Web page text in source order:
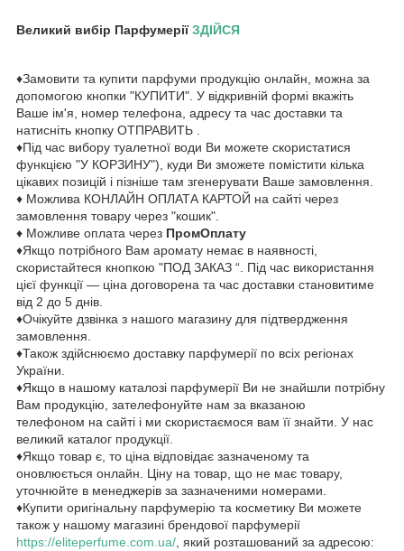
Великий вибір ПарфумеріїЗДІЙСЯ
♦Замовити та купити парфуми продукцію онлайн, можна за
допомогою кнопки "КУПИТИ". У відкривній формі вкажіть
Ваше ім'я, номер телефона, адресу та час доставки та
натисніть кнопку ОТПРАВИТЬ .
♦Під час вибору туалетної води Ви можете скористатися
функцією "У КОРЗИНУ"), куди Ви зможете помістити кілька
цікавих позицій і пізніше там згенерувати Ваше замовлення.
♦ Можлива КОНЛАЙН ОПЛАТА КАРТОЙ на сайті через
замовлення товару через "кошик".
♦ Можливе оплата через ПромОплату
♦Якщо потрібного Вам аромату немає в наявності,
скористайтеся кнопкою "ПОД ЗАКАЗ “. Під час використання
цієї функції — ціна договорена та час доставки становитиме
від 2 до 5 днів.
♦Очікуйте дзвінка з нашого магазину для підтвердження
замовлення.
♦Також здійснюємо доставку парфумерії по всіх регіонах
України.
♦Якщо в нашому каталозі парфумерії Ви не знайшли потрібну
Вам продукцію, зателефонуйте нам за вказаною
телефоном на сайті і ми скористаємося вам її знайти. У нас
великий каталог продукції.
♦Якщо товар є, то ціна відповідає зазначеному та
оновлюється онлайн. Ціну на товар, що не має товару,
уточнюйте в менеджерів за зазначеними номерами.
♦Купити оригінальну парфумерію та косметику Ви можете
також у нашому магазині брендової парфумерії
https://eliteperfume.com.ua/ , який розташований за адресою: